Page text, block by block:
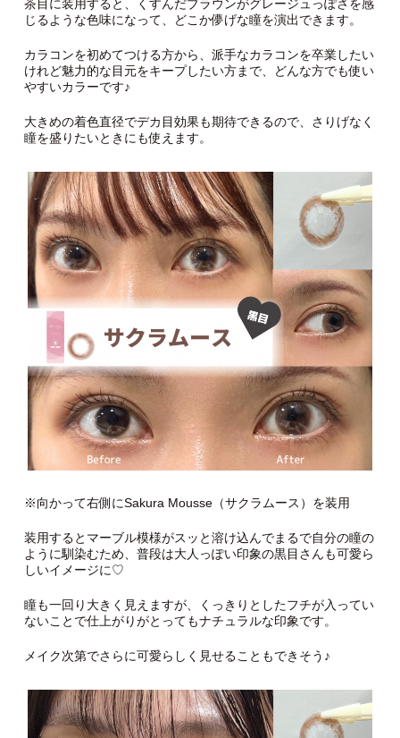
茶目に装用すると、くすんだブラウンがグレージュっぽさを感
じるような色味になって、どこか儚げな瞳を演出できます。
カラコンを初めてつける方から、派手なカラコンを卒業したい
けれど魅力的な目元をキープしたい方まで、どんな方でも使い
やすいカラーです♪
大きめの着色直径でデカ目効果も期待できるので、さりげなく
瞳を盛りたいときにも使えます。
※向かって右側にSakura Mousse（サクラムース）を装用
装用するとマーブル模様がスッと溶け込んでまるで自分の瞳の
ように馴染むため、普段は大人っぽい印象の黒目さんも可愛ら
しいイメージに♡
瞳も一回り大きく見えますが、くっきりとしたフチが入ってい
ないことで仕上がりがとってもナチュラルな印象です。
メイク次第でさらに可愛らしく見せることもできそう♪